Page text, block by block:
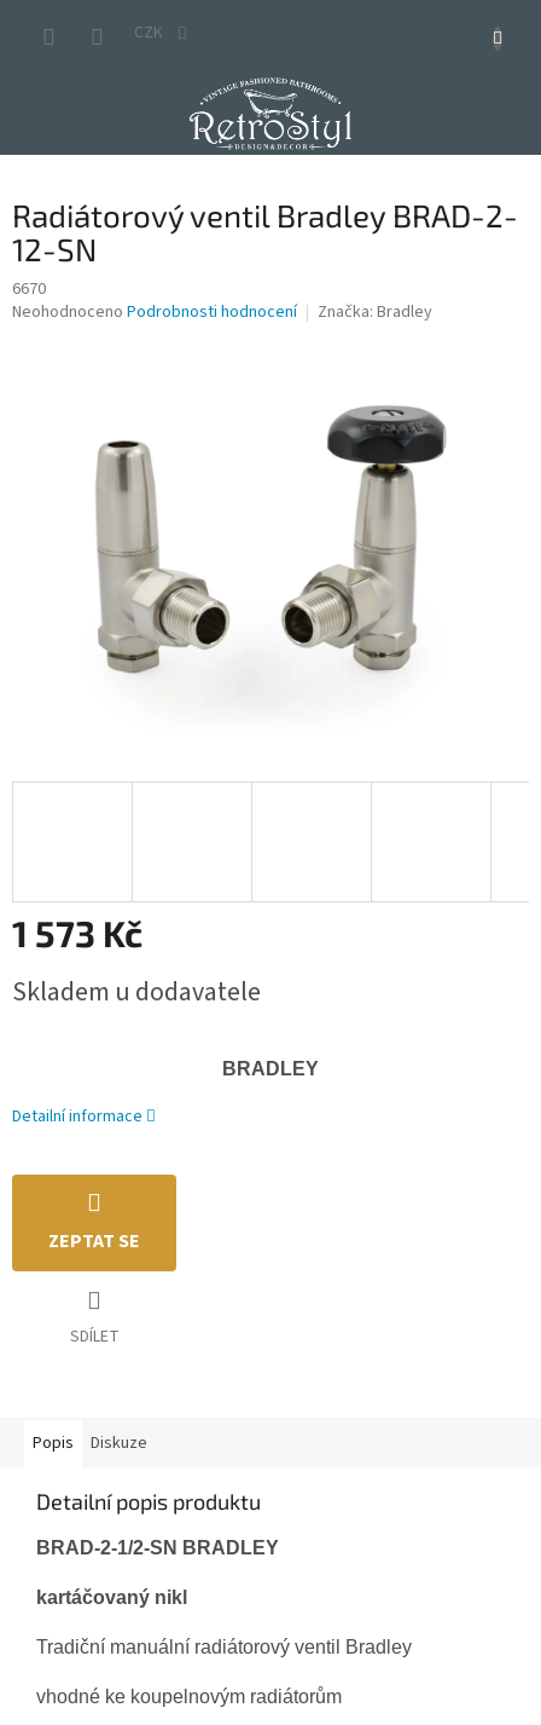
CZK
Radiátorový ventil Bradley BRAD-2-
12-SN
6670
Průměrné
Neohodnoceno Podrobnosti hodnocení Značka: Bradley
1 573 Kč
cena:
Skladem u dodavatele
BRADLEY
Detailní informace
ZEPTAT SE
SDÍLET
Popis Diskuze
Detailní popis produktu
BRAD-2-1/2-SN BRADLEY
kartáčovaný nikl
Tradiční manuální radiátorový ventil Bradley
vhodné ke koupelnovým radiátorům